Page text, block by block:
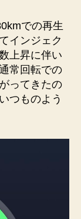
での再生
インジェク
上昇に伴い
常回転での
ってきたの
つものよう